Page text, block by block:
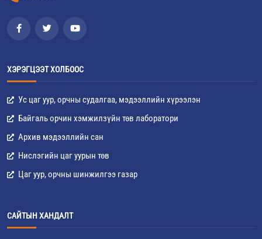
ХЭРЭГЦЭЭТ ХОЛБООС
Ус цаг уур, орчны судалгаа, мэдээллийн хүрээлэн
Байгаль орчин хэмжилзүйн төв лаборатори
Архив мэдээллийн сан
Нислэгийн цаг уурын төв
Цаг уур, орчны шинжилгээ газар
САЙТЫН ХАНДАЛТ